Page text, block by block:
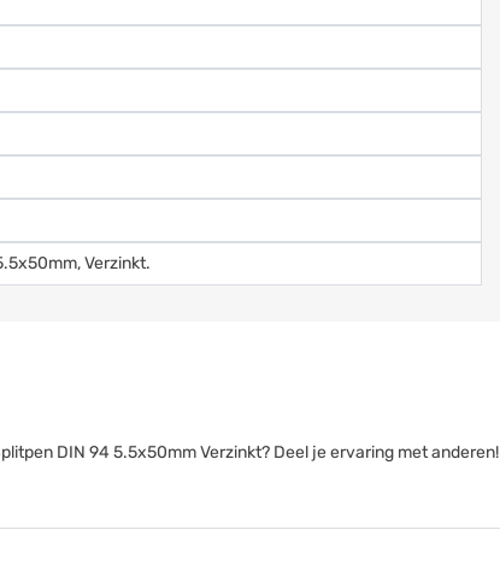
Verzinkt.
DIN 94 5.5x50mm Verzinkt? Deel je ervaring met anderen!